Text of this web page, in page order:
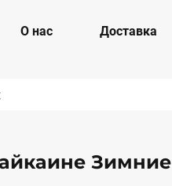
О нас Доставка
Зимние